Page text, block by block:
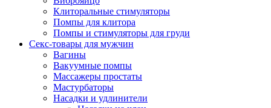
Клиторальные стимуляторы
Помпы для клитора
Помпы и стимуляторы для груди
Секс-товары для мужчин
Вагины
Вакуумные помпы
Массажеры простаты
Мастурбаторы
Насадки и удлинители